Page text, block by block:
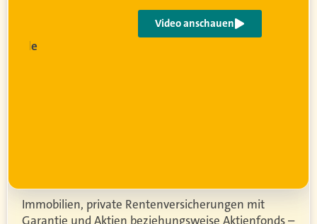
Video anschauen
Immobilien, private Rentenversicherungen mit
Garantie und Aktien beziehungsweise Aktienfonds –